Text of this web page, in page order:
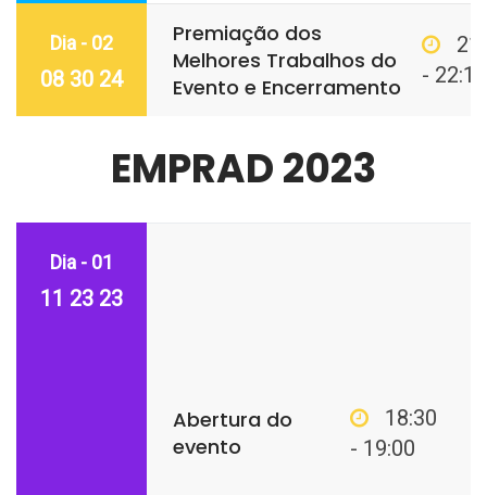
Dia - 02
08 30 24
Premiação dos
Melhores Trabalhos do
Evento e Encerramento
- 22:15
EMPRAD 2023
Dia - 01
11 23 23
Abertura do
evento
18:30
- 19:00